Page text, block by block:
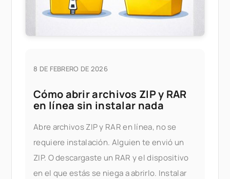
8 DE FEBRERO DE 2026
Cómo abrir archivos ZIP y RAR
en línea sin instalar nada
Abre archivos ZIP y RAR en línea, no se
requiere instalación. Alguien te envió un
ZIP. O descargaste un RAR y el dispositivo
en el que estás se niega a abrirlo. Instalar